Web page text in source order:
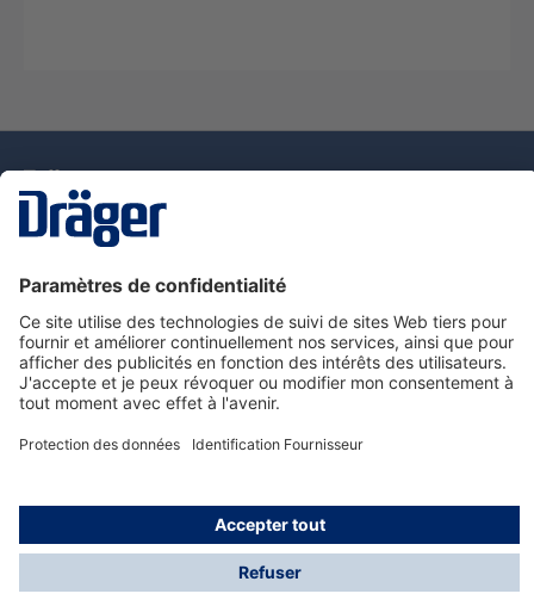
Nous contacter
Service de e-commande Dräger
Informations sur les produits
© Dräger France SAS, 2024
*Prix hors taxe. Frais de gestion et de livraison standard
offerts; Indépendamment de la valeur ou du volume de